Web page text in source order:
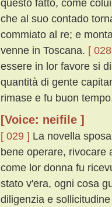
questo fatto, come
che al suo contado
commiato al re; e
venne in Toscana. [
essere in lor favore si
quantità di gente
rimase e fu buon
[Voice: neifile ]
[ 029 ] La novella
bene operare, rivocare
come lor donna fu
stato v'era, ogni cosa
diligenzia e